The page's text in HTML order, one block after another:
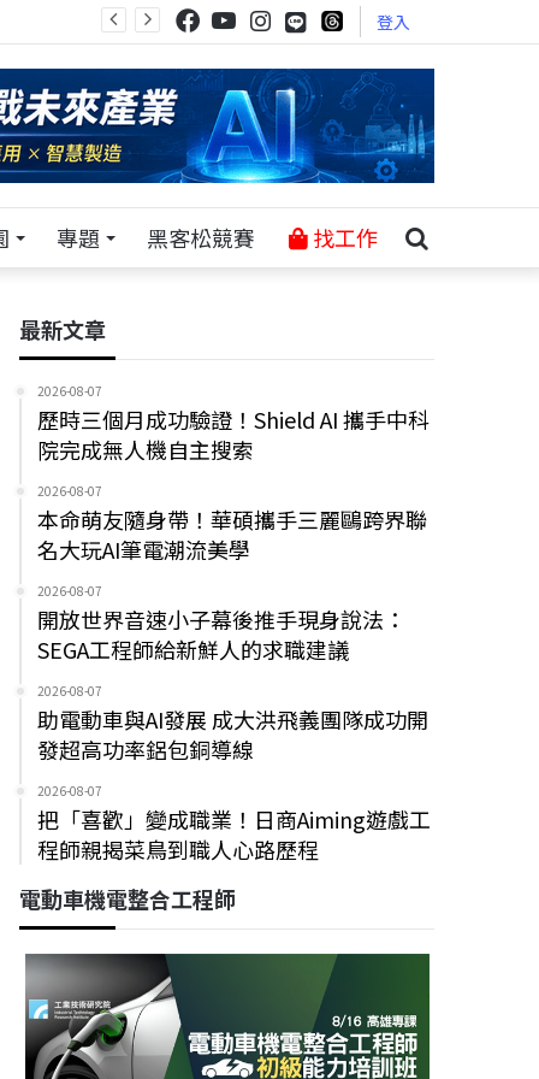
登入
專題 黑客松競賽 找工作
最新文章
2026-08-07
歷時三個月成功驗證！Shield AI 攜手中科
院完成無人機自主搜索
2026-08-07
本命萌友隨身帶！華碩攜手三麗鷗跨界聯
名大玩AI筆電潮流美學
2026-08-07
開放世界音速小子幕後推手現身說法：
SEGA工程師給新鮮人的求職建議
2026-08-07
助電動車與AI發展 成大洪飛義團隊成功開
發超高功率鋁包銅導線
2026-08-07
把「喜歡」變成職業！日商Aiming遊戲工
程師親揭菜鳥到職人心路歷程
電動車機電整合工程師